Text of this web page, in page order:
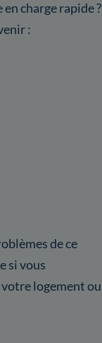
charge rapide ?
:
de ce
si vous
logement ou